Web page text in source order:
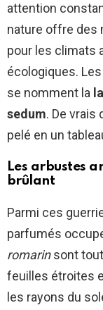
attention
nature offre des
pour les climats
écologiques.
se nomment la
sedum. De vrais
pelé en un
Les arbustes
brûlant
Parmi ces
parfumés
romarinsont
feuilles étroites
les rayons du